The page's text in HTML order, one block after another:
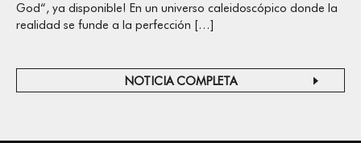
God“, ya disponible! En un universo caleidoscópico donde la
realidad se funde a la perfección […]
NOTICIA COMPLETA